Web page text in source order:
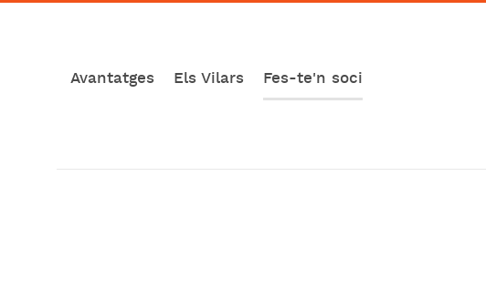
Avantatges Els Vilars Fes-te'n soci